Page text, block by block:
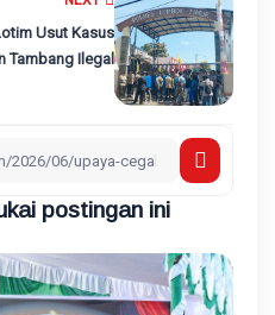
Usut Kasus
Tambang Ilegal
postingan ini